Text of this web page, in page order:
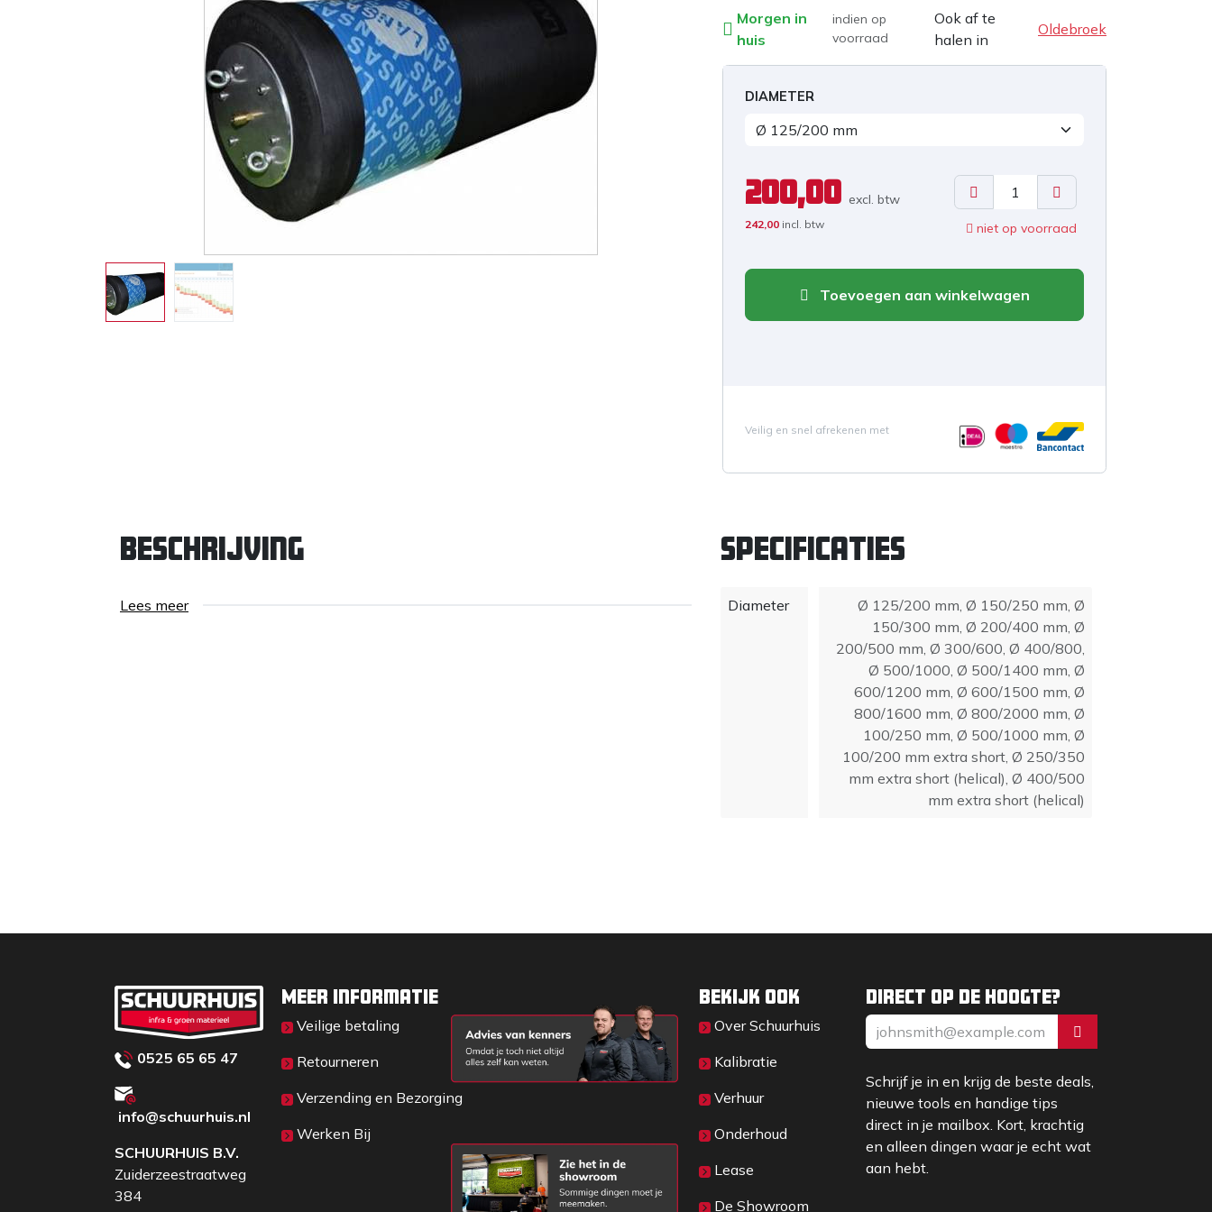
Morgen in
huis
indien op
voorraad
Ook af te
halen in
Oldebroek
DIAMETER
200,00 excl. btw
242,00 incl. btw niet op voorraad
Toevoegen aan winkelwagen
Veilig en snel afrekenen met
Beschrijving
Lees meer
Specificaties
Diameter Ø 125/200 mm Ø 150/250 mm Ø
150/300 mm Ø 200/400 mm Ø
200/500 mm Ø 300/600 Ø 400/800
Ø 500/1000 Ø 500/1400 mm Ø
600/1200 mm Ø 600/1500 mm Ø
800/1600 mm Ø 800/2000 mm Ø
100/250 mm Ø 500/1000 mm Ø
100/200 mm extra short Ø 250/350
mm extra short (helical) Ø 400/500
mm extra short (helical)
Direct op de hoogte?
Schrijf je in en krijg de beste deals,
nieuwe tools en handige tips
direct in je mailbox. Kort, krachtig
en alleen dingen waar je echt wat
aan hebt.
Bekijk ook
Over Sc​huurhuis
Kalibratie
Verhuur
Onderhoud
Lease
De Showroom
0525 65 65 47
info@schuurhuis.nl
SCHUURHUIS B.V.
Zuiderzeestraatweg
384
Meer informatie
Veilige betaling
Retourneren
Verzending en Bezorging
Werken Bij